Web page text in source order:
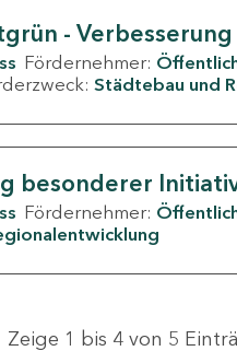
-
Fördernehmer:
Städtebau und
besonderer
Fördernehmer:
Zeige 1 bis 4 von 5